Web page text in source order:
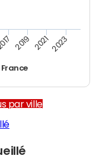
France
2019 2021 2023
par ville